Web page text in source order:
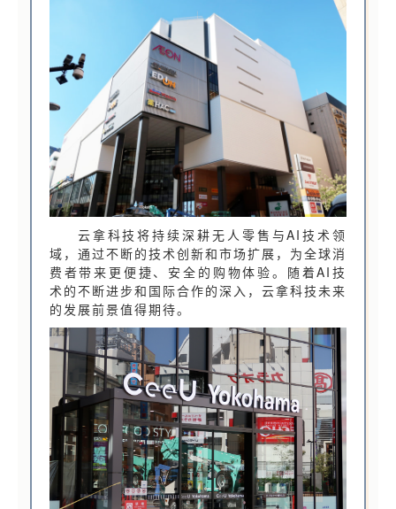
云拿科技将持续深耕无人零售与AI技术领
域，通过不断的技术创新和市场扩展，为全球消
费者带来更便捷、安全的购物体验。随着AI技
术的不断进步和国际合作的深入，云拿科技未来
的发展前景值得期待。